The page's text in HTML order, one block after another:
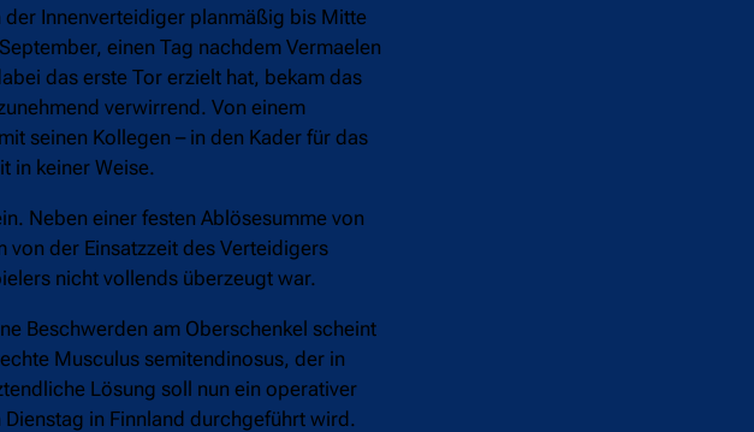
Innenverteidiger planmäßig bis Mitte
einen Tag nachdem Vermaelen
das erste Tor erzielt hat, bekam das
verwirrend. Von einem
seinen Kollegen – in den Kader für das
in keiner Weise.
Neben einer festen Ablösesumme von
von der Einsatzzeit des Verteidigers
nicht vollends überzeugt war.
Beschwerden am Oberschenkel scheint
Musculus semitendinosus, der in
Lösung soll nun ein operativer
in Finnland durchgeführt wird.